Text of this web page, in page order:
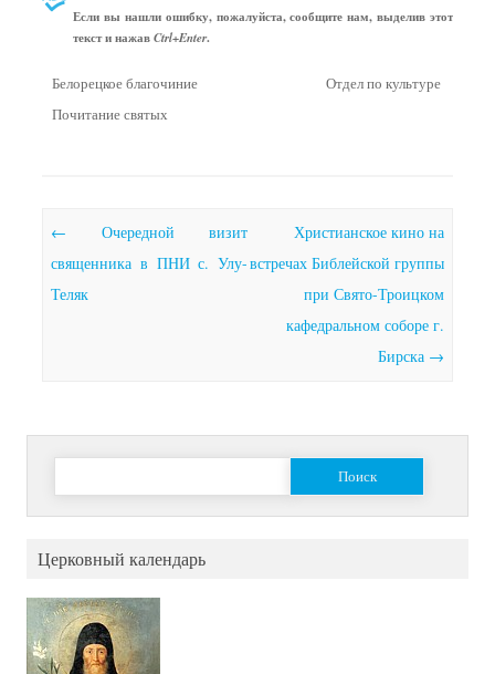
Если вы нашли ошибку, пожалуйста, сообщите нам, выделив этот
текст и нажавCtrl+Enter.
Белорецкое благочиние
Отдел по культуре
Почитание святых
Почтовая навигация
← Очередной визит
священника в ПНИ с. Улу-
Теляк
Христианское кино на
встречах Библейской группы
при Свято-Троицком
кафедральном соборе г.
Бирска →
Найти:
Церковный календарь